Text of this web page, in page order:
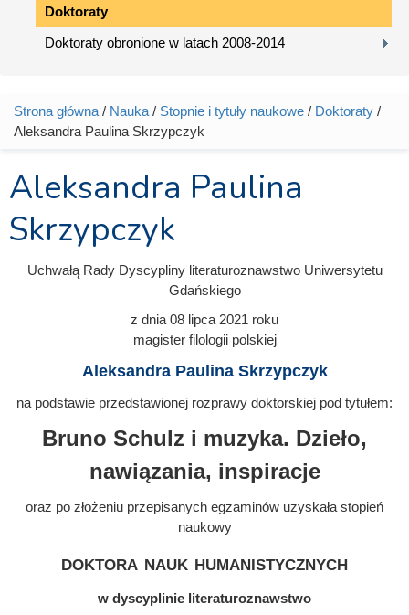
Doktoraty
Doktoraty obronione w latach 2008-2014
Jesteś tutaj
Strona główna / Nauka / Stopnie i tytuły naukowe / Doktoraty /
Aleksandra Paulina Skrzypczyk
Aleksandra Paulina
Skrzypczyk
Uchwałą Rady Dyscypliny literaturoznawstwo Uniwersytetu
Gdańskiego
z dnia 08 lipca 2021 roku
magister filologii polskiej
Aleksandra Paulina Skrzypczyk
na podstawie przedstawionej rozprawy doktorskiej pod tytułem:
Bruno Schulz i muzyka. Dzieło,
nawiązania, inspiracje
oraz po złożeniu przepisanych egzaminów uzyskała stopień
naukowy
doktora nauk humanistycznych
w dyscyplinie literaturoznawstwo